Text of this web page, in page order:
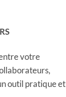
votre
outil pratique et